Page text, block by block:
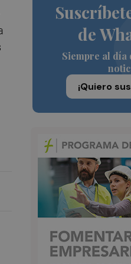
de
Siempre al día
¡Quiero